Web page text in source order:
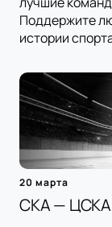
Поддержите
истории
20 марта
СКА —